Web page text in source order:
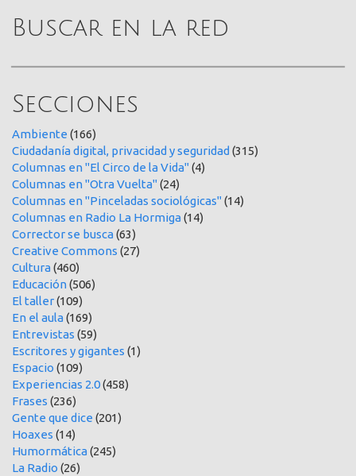
Buscar en la red
Secciones
Ambiente (166)
Ciudadanía digital, privacidad y seguridad (315)
Columnas en "El Circo de la Vida"(4)
Columnas en "Otra Vuelta"(24)
Columnas en "Pinceladas sociológicas"(14)
Columnas en Radio La Hormiga(14)
Corrector se busca(63)
Creative Commons (27)
Cultura(460)
Educación(506)
El taller(109)
En el aula(169)
Entrevistas (59)
Escritores y gigantes (1)
Espacio (109)
Experiencias 2.0(458)
Frases (236)
Gente que dice (201)
Hoaxes (14)
Humormática(245)
La Radio (26)